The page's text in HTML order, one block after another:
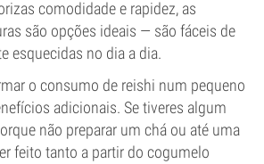
comodidade e rapidez, as
são opções ideais — são fáceis de
esquecidas no dia a dia.
o consumo de reishi num pequeno
adicionais. Se tiveres algum
não preparar um chá ou até uma
feito tanto a partir do cogumelo